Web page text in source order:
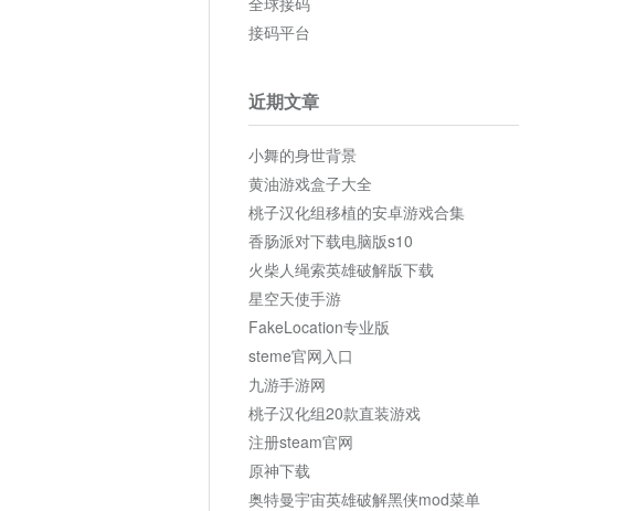
接码平台
近期文章
小舞的身世背景
黄油游戏盒子大全
桃子汉化组移植的安卓游戏合集
香肠派对下载电脑版s10
火柴人绳索英雄破解版下载
星空天使手游
FakeLocation专业版
steme官网入口
九游手游网
桃子汉化组20款直装游戏
注册steam官网
原神下载
奥特曼宇宙英雄破解黑侠mod菜单